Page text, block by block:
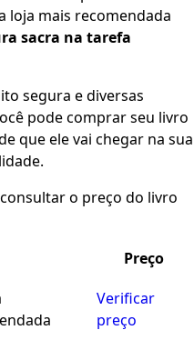
loja mais recomendada
sacra na tarefa
segura e diversas
pode comprar seu livro
que ele vai chegar na sua
o preço do livro
Preço
Verificar
preço